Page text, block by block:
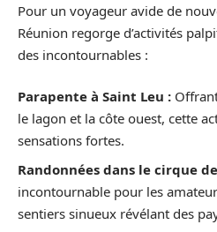
Pour un voyageur avide de
Réunion regorge d’activités
des incontournables :
Parapente à Saint Leu :
le lagon et la côte ouest, cette
sensations fortes.
Randonnées dans le cirque
incontournable pour les
sentiers sinueux révélant des